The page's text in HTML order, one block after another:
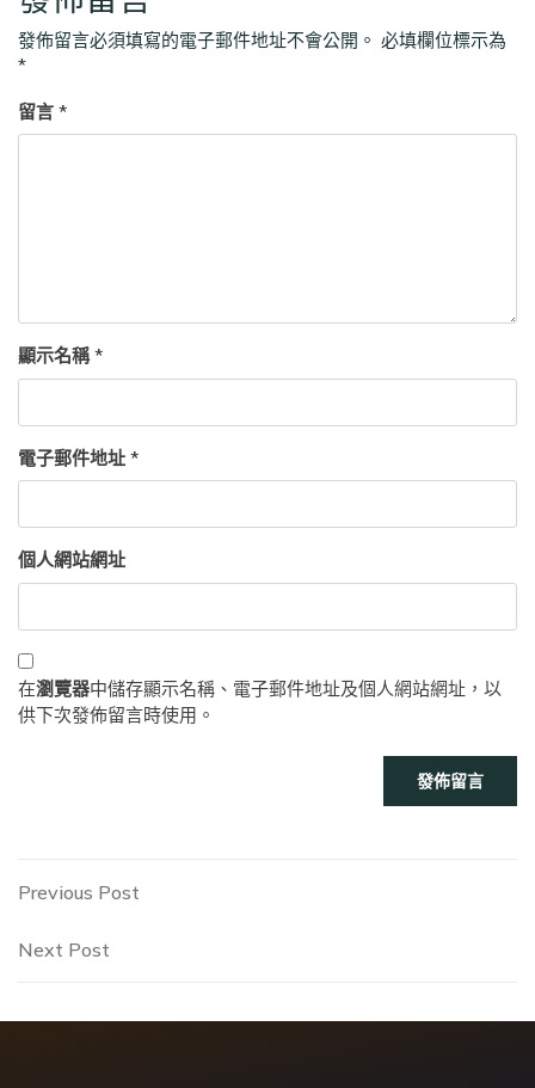
發佈留言必須填寫的電子郵件地址不會公開。 必填欄位標示為
*
留言 *
顯示名稱*
電子郵件地址 *
個人網站網址
在瀏覽器中儲存顯示名稱、電子郵件地址及個人網站網址，以
供下次發佈留言時使用。
文
章
覽
Previous
Previous Post
Next
Next Post